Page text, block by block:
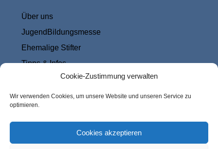
Cookie-Zustimmung verwalten
Wir verwenden Cookies, um unsere Website und unseren Service zu
optimieren.
Cookies akzeptieren
Über uns
JugendBil­dungs­messe
Ehemalige Stifter
Tipps & Infos
Datenschutz
Impressum & Kontakt